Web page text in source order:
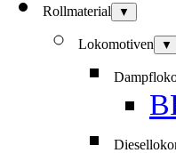
Rollmaterial ▼
Lokomotiven ▼